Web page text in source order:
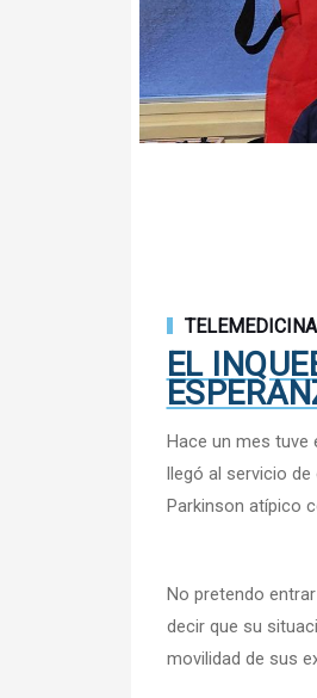
EL
Hace un mes tuve
llegó al servicio
Parkinson atípico
No pretendo
decir que su
movilidad de sus